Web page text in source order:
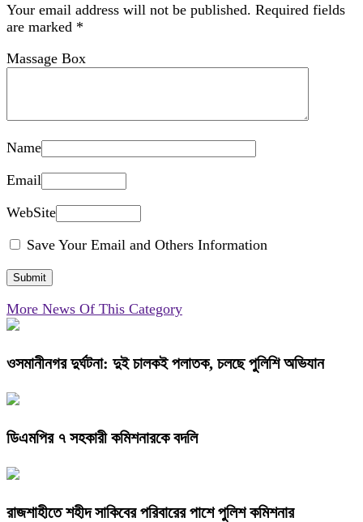
Your email address will not be published. Required fields
are marked *
Massage Box
Name
Email
WebSite
Save Your Email and Others Information
More News Of This Category
ওসমানীনগর দুর্ঘটনা: দুই চালকই পলাতক, চলছে পুলিশি অভিযান
ডিএমপির ৭ সহকারী কমিশনারকে বদলি
রাজশাহীতে শহীদ সাকিবের পরিবারের পাশে পুলিশ কমিশনার